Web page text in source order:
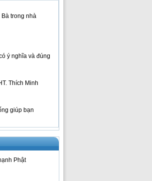
trong nhà
ý nghĩa và đúng
Thích Minh
giúp bạn
Phật